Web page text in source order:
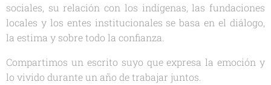
sociales, su relación con los indígenas, las fundaciones
locales y los entes institucionales se basa en el diálogo,
la estima y sobre todo la confianza.
Compartimos un escrito suyo que expresa la emoción y
lo vivido durante un año de trabajar juntos.